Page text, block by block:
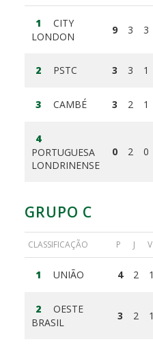
1
CITY
LONDON
9 3 3
2 PSTC 3 3 1
3 CAMBÉ 3 2 1
4
PORTUGUESA
LONDRINENSE
0 2 0
GRUPO C
CLASSIFICAÇÃO P J V
1 UNIÃO 4 2 1
2
OESTE
BRASIL
3 2 1